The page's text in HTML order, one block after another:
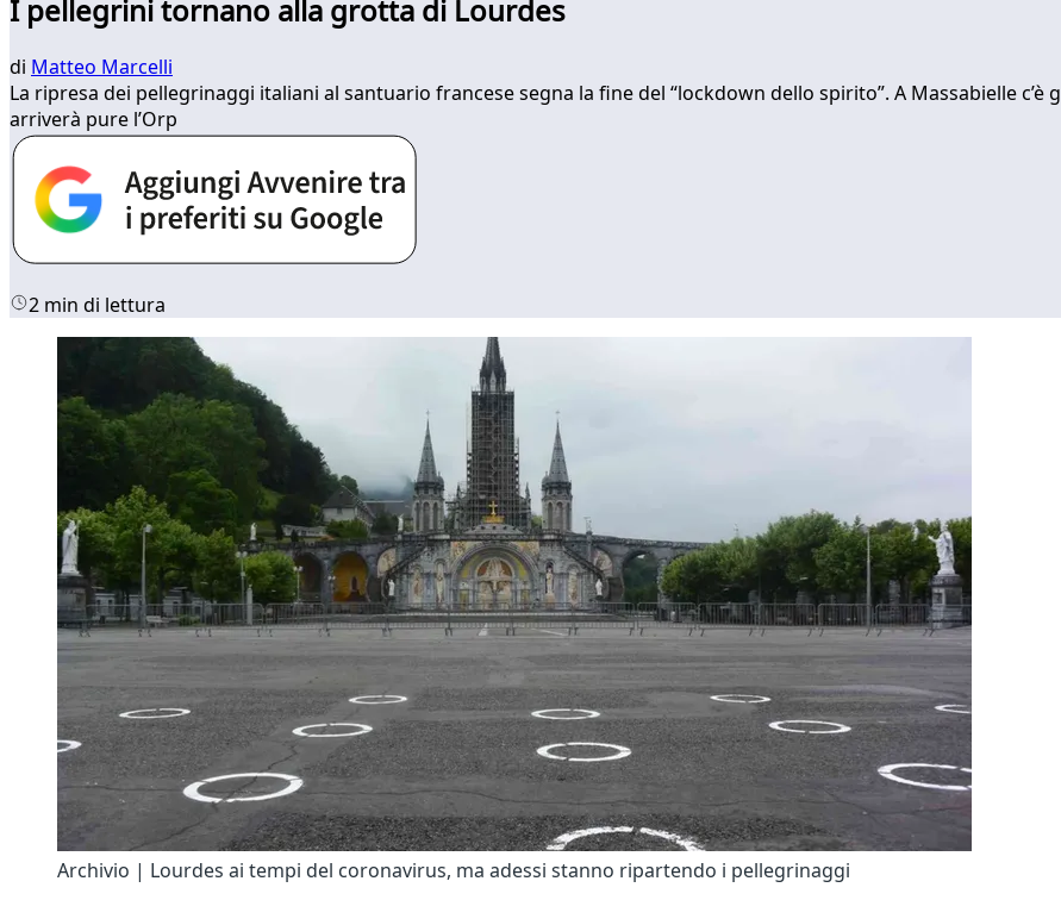
I pellegrini tornano alla grotta di Lourdes
di Matteo Marcelli
La ripresa dei pellegrinaggi italiani al santuario francese segna la fine del “lockdown dello spirito”. A Massabielle c’è
arriverà pure l’Orp
2 min di lettura
Archivio | Lourdes ai tempi del coronavirus, ma adessi stanno ripartendo i pellegrinaggi